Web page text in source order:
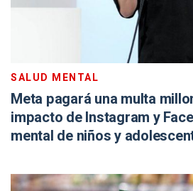
SALUD MENTAL
Meta pagará una multa
impacto de Instagram y
mental de niños y